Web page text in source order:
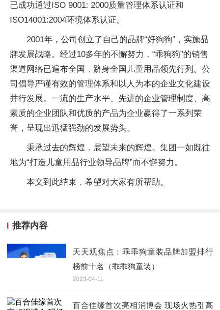
已成功通过ISO 9001: 2000质量管理体系认证和
ISO14001:2004环境体系认证。
2001年，公司创立了自己的品牌“好狗狗”，实施品
牌发展战略。经过10多年的不懈努力，“乖狗狗”的销售
渠道网络已遍布全国，跻身全国儿童用品领先行列。公
司倡导严谨有效的管理体系和以人为本的企业文化建设
并行发展。一流的生产水平、先进的企业管理制度、高
素质的企业团队和优质的产品为企业赢得了一系列荣
誉，呈现出迅猛强劲的发展势头。
秉承过去的辉煌，展望未来的辉煌。集团一如既往
地为“打造儿童用品行业领导品牌”而不懈努力。
本文到此结束，希望对大家有所帮助。
推荐内容
天天观焦点：乖乖狗童装品牌加盟排行
榜前十名（乖乖狗童装）
2023-04-11
百合佳缘首次亮相消博会 现场火热引高